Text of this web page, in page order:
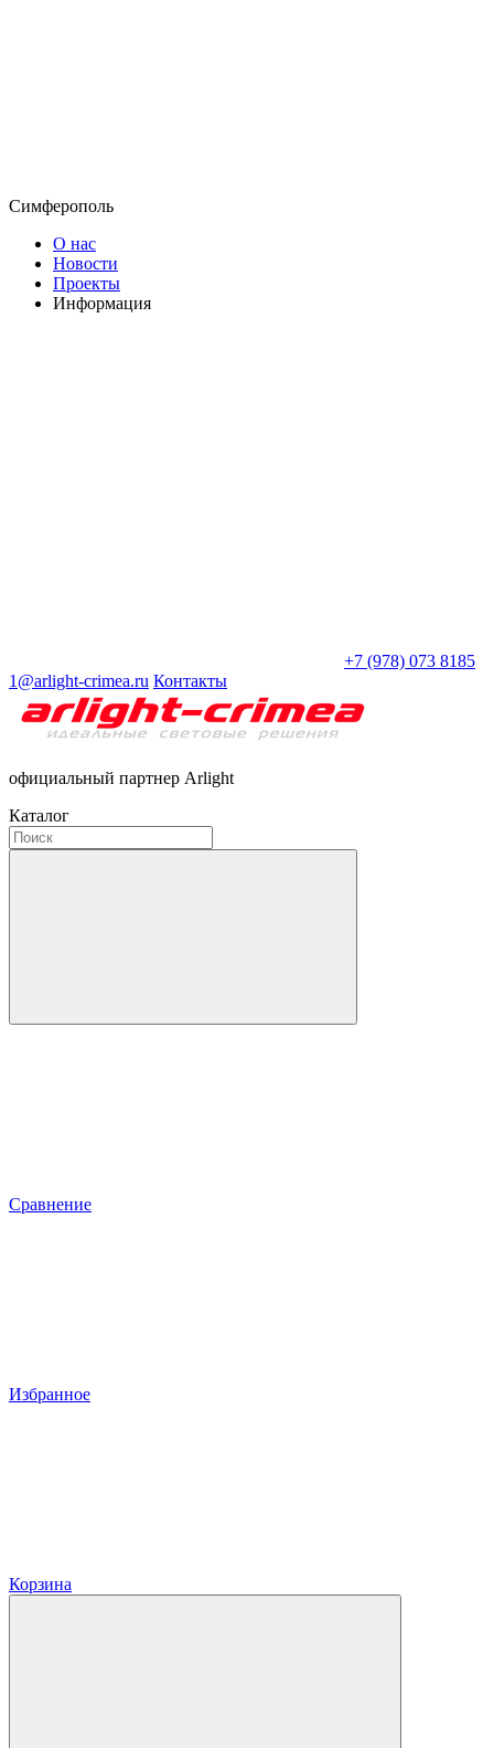
Симферополь
О нас
Новости
Проекты
Информация
+7 (978) 073 8185
1@arlight-crimea.ru Контакты
официальный партнер Arlight
Каталог
Сравнение
Избранное
Корзина